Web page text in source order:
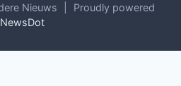
Nieuws
Proudly powered
NewsDot